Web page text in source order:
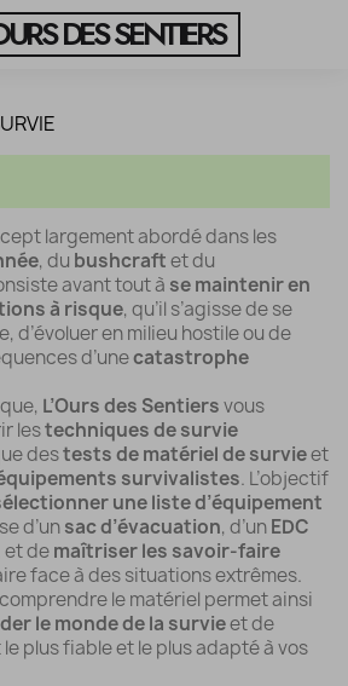
DES SENTIERS
largement abordé dans les
, du bushcraftet du
avant tout à se maintenir en
à risque, qu’il s’agisse de se
d’évoluer en milieu hostile ou de
d’unecatastrophe
L’Ours des Sentiersvous
lestechniques de survie
destests de matériel de survieet
survivalistes. L’objectif
une liste d’équipement
d’unsac d’évacuation, d’unEDC
et demaîtriser les savoir-faire
face à des situations extrêmes.
le matériel permet ainsi
le monde de la survieet de
plus fiable et le plus adapté à vos